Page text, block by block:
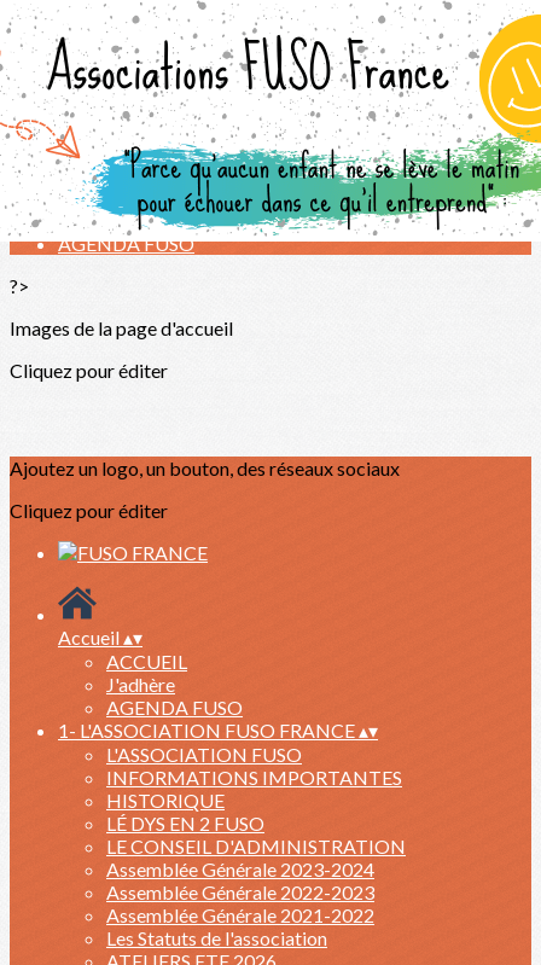
Exporter les lignes sélectionnées
Exporter toutes les colonnes
Exporter uniquement les colonnes affichées
Menu
<
>
ACCUEIL
J'adhère
AGENDA FUSO
?>
Images de la page d'accueil
Cliquez pour éditer
Ajoutez un logo, un bouton, des réseaux sociaux
Cliquez pour éditer
Accueil▴▾
ACCUEIL
J'adhère
AGENDA FUSO
1- L'ASSOCIATION FUSO FRANCE▴▾
L'ASSOCIATION FUSO
INFORMATIONS IMPORTANTES
HISTORIQUE
LÉ DYS EN 2 FUSO
LE CONSEIL D'ADMINISTRATION
Assemblée Générale 2023-2024
Assemblée Générale 2022-2023
Assemblée Générale 2021-2022
Les Statuts de l'association